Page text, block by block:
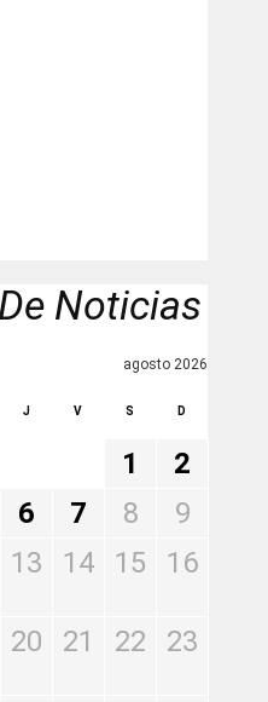
Noticias
agosto 2026
J V S D
1
2
6 7 8
9
13 14 15 16
20 21 22 23